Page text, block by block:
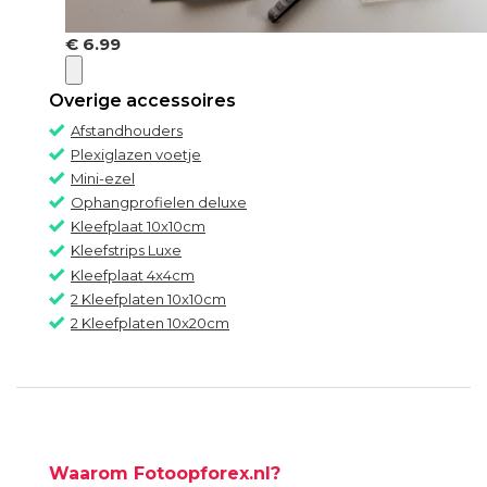
€ 6.99
Overige accessoires
Afstandhouders
Plexiglazen voetje
Mini-ezel
Ophangprofielen deluxe
Kleefplaat 10x10cm
Kleefstrips Luxe
Kleefplaat 4x4cm
2 Kleefplaten 10x10cm
2 Kleefplaten 10x20cm
Waarom Fotoopforex.nl?